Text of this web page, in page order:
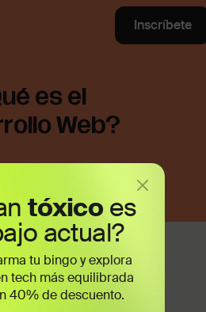
Inscríbete
es el
Web?
tóxico es
actual?
tu bingo y explora
tech más equilibrada
40% de descuento.